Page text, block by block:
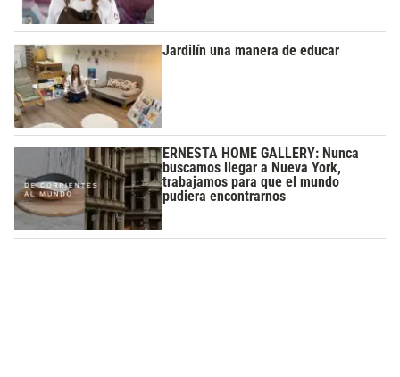
Jardilín una manera de educar
ERNESTA HOME GALLERY: Nunca
buscamos llegar a Nueva York,
trabajamos para que el mundo
pudiera encontrarnos